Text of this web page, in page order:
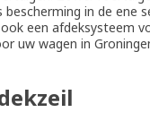
in de
een afdeksysteem
uw wagen in